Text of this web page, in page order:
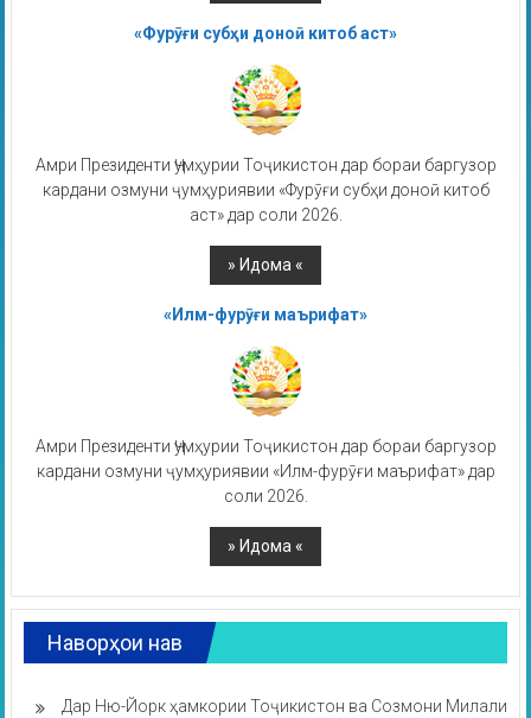
«Фурӯғи субҳи доноӣ китоб аст»
Амри Президенти Ҷумҳурии Тоҷикистон дар бораи баргузор
кардани озмуни ҷумҳуриявии «Фурӯғи субҳи доноӣ китоб
аст» дар соли 2026.
«Илм-фурӯғи маърифат»
Амри Президенти Ҷумҳурии Тоҷикистон дар бораи баргузор
кардани озмуни ҷумҳуриявии «Илм-фурӯғи маърифат» дар
соли 2026.
Наворҳои нав
Дар Ню-Йорк ҳамкории Тоҷикистон ва Созмони Милали